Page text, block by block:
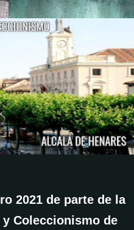
2021 de parte de la
Coleccionismo de